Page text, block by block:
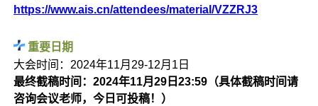
https://www.ais.cn/attendees/material/VZZRJ3
重要日期
大会时间：2024年11月29-12月1日
最终截稿时间：2024年11月29日23:59（具体截稿时间请
咨询会议老师，今日可投稿！）